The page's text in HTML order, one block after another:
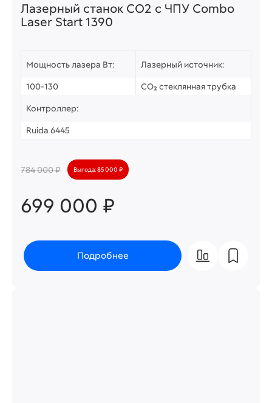
Лазерный станок СО2 c ЧПУ Combo
Laser Start 1390
Мощность лазера Вт:
100-130
Лазерный источник:
CO₂ стеклянная трубка
Контроллер:
Ruida 6445
784 000 ₽ Выгода: 85 000 ₽
699 000 ₽
Подробнее